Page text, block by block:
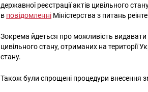
державної реєстрації актів цивільного
в повідомленніМіністерства з питань
Зокрема йдеться про можливість видавати
цивільного стану, отриманих на території
стану.
Також були спрощені процедури внесення